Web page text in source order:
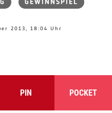
GEWINNSPIEL
2013, 18:04 Uhr
PIN POCKET